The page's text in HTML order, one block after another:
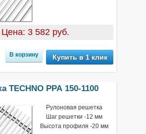
Цена: 3 582 руб.
Купить в 1 клик
TECHNO РРА 150-1100
Рулоновая решетка
Шаг решетки -12 мм
Высота профиля -20 мм